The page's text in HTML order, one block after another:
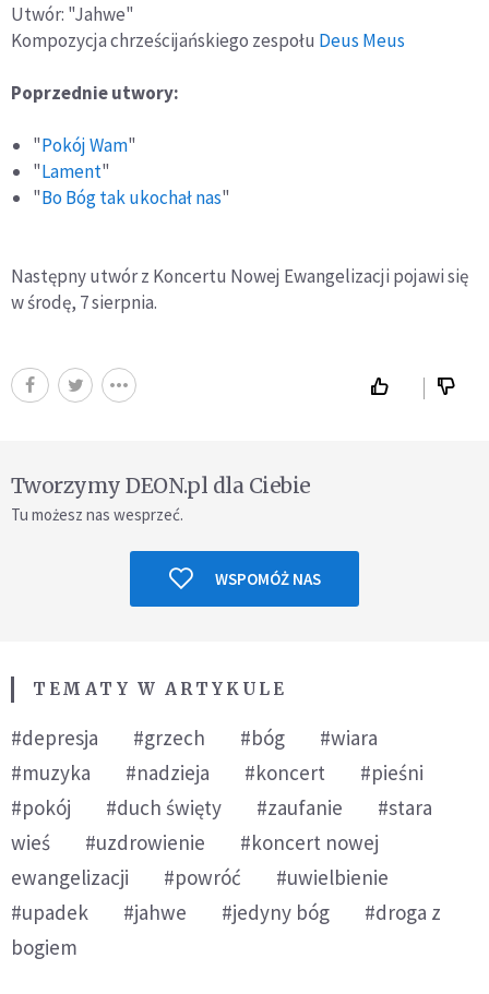
Utwór: "Jahwe"
Kompozycja chrześcijańskiego zespołu Deus Meus
Poprzednie utwory:
"Pokój Wam"
"Lament"
"Bo Bóg tak ukochał nas"
Następny utwór z Koncertu Nowej Ewangelizacji pojawi się
w środę, 7 sierpnia.
Tworzymy DEON.pl dla Ciebie
Tu możesz nas wesprzeć.
WSPOMÓŻ NAS
TEMATY W ARTYKULE
#depresja #grzech #bóg
#wiara
#muzyka
#nadzieja #koncert
#pieśni
#pokój
#duch święty #zaufanie
#stara
wieś
#uzdrowienie
#koncert nowej
ewangelizacji
#powróć
#uwielbienie
#upadek
#jahwe #jedyny bóg
#droga z
bogiem